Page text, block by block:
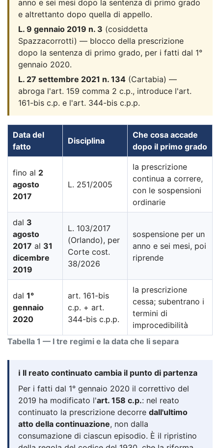
anno e sei mesi dopo la sentenza di primo grado
e altrettanto dopo quella di appello.
L. 9 gennaio 2019 n. 3 (cosiddetta
Spazzacorrotti) — blocco della prescrizione
dopo la sentenza di primo grado, per i fatti dal 1°
gennaio 2020.
L. 27 settembre 2021 n. 134 (Cartabia) —
abroga l'art. 159 comma 2 c.p., introduce l'art.
161-bis c.p. e l'art. 344-bis c.p.p.
Tabella 1 — I tre regimi e la data che li separa
Data del
fatto
Disciplina
Che cosa accade
dopo il primo grado
fino al 2
agosto
2017
L. 251/2005
la prescrizione
continua a correre,
con le sospensioni
ordinarie
dal 3
agosto
2017 al 31
dicembre
2019
L. 103/2017
(Orlando), per
Corte cost.
38/2026
sospensione per un
anno e sei mesi, poi
riprende
dal 1°
gennaio
2020
art. 161-bis
c.p. + art.
344-bis c.p.p.
la prescrizione
cessa; subentrano i
termini di
improcedibilità
ℹ️ Il reato continuato cambia il punto di partenza
Per i fatti dal 1° gennaio 2020 il correttivo del
2019 ha modificato l'art. 158 c.p.: nel reato
continuato la prescrizione decorre dall'ultimo
atto della continuazione, non dalla
consumazione di ciascun episodio. È il ripristino